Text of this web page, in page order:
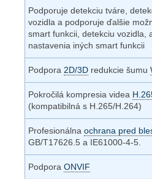
Podporuje detekciu tváre,
vozidla a podporuje ďalšie
smart funkcii, detekciu vozidla,
nastavenia iných smart funkcii
Podpora 2D/3D redukcie šumu
Pokročilá kompresia videa
(kompatibilná s H.265/H.264)
Profesionálna ochrana pred
GB/T17626.5 a IE61000-4-5.
Podpora ONVIF